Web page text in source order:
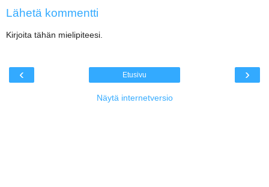
Lähetä kommentti
Kirjoita tähän mielipiteesi.
‹ ›
Etusivu
Näytä internetversio